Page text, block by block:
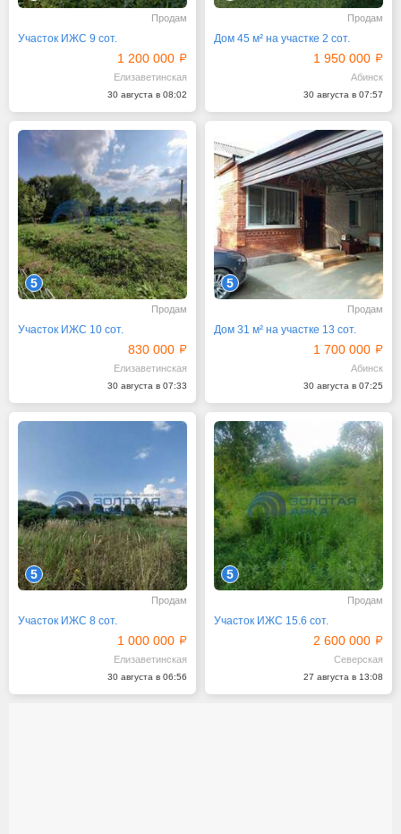
Продам
Участок ИЖС 9 сот.
1 200 000
Елизаветинская
30 августа в 08:02
Продам
Дом 45 м² на участке 2 сот.
1 950 000
Абинск
30 августа в 07:57
5
Продам
Участок ИЖС 10 сот.
830 000
Елизаветинская
30 августа в 07:33
5
Продам
Дом 31 м² на участке 13 сот.
1 700 000
Абинск
30 августа в 07:25
5
Продам
Участок ИЖС 8 сот.
1 000 000
Елизаветинская
30 августа в 06:56
5
Продам
Участок ИЖС 15.6 сот.
2 600 000
Северская
27 августа в 13:08